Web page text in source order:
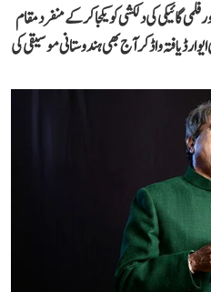
گائیکی کی دلکشی کو یکجا کر کے منفرد مقام
یافتہ واڈکر آج بھی ہندوستانی موسیقی کی